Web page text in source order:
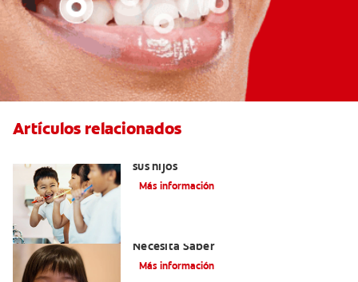
Artículos relacionados
sus hijos
Más información
Necesita Saber
Más información